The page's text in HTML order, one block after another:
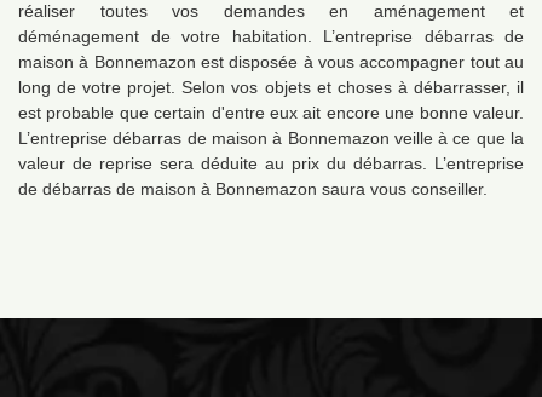
réaliser toutes vos demandes en aménagement et
déménagement de votre habitation. L’entreprise débarras de
maison à Bonnemazon est disposée à vous accompagner tout au
long de votre projet. Selon vos objets et choses à débarrasser, il
est probable que certain d'entre eux ait encore une bonne valeur.
L’entreprise débarras de maison à Bonnemazon veille à ce que la
valeur de reprise sera déduite au prix du débarras. L’entreprise
de débarras de maison à Bonnemazon saura vous conseiller.